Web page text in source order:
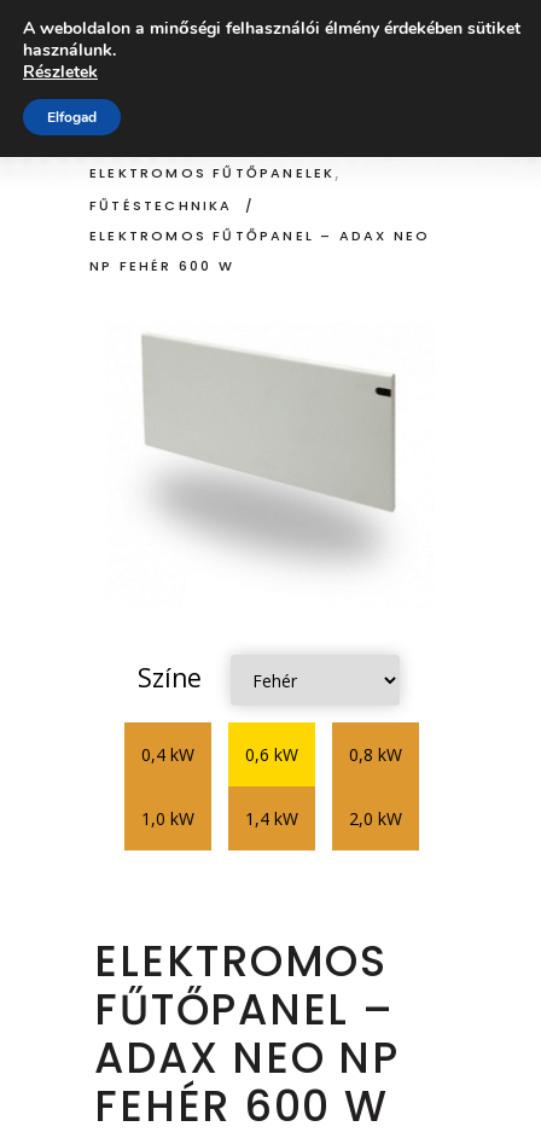
ÜZLET
HOME
ELEKTROMOS FŰTŐPANELEK,
FŰTÉSTECHNIKA
/
ELEKTROMOS FŰTŐPANEL – ADAX NEO
NP FEHÉR 600 W
Színe
0,4 kW 0,6 kW 0,8 kW
1,0 kW 1,4 kW 2,0 kW
ELEKTROMOS
FŰTŐPANEL –
ADAX NEO NP
FEHÉR 600 W
A weboldalon a minőségi felhasználói élmény érdekében sütiket
használunk.
Részletek
Elfogad